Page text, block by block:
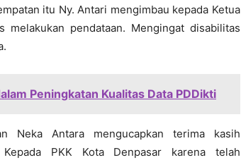
itu Ny. Antari mengimbau kepada Ketua
pendataan. Mengingat disabilitas
Peningkatan Kualitas Data PDDikti
Neka Antara mengucapkan terima kasih
PKK Kota Denpasar karena telah